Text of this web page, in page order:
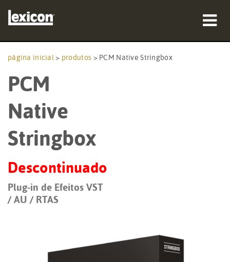
onde comprar
formação
assistência
página inicial > produtos > PCM Native Stringbox
PCM
Native
Stringbox
Descontinuado
Plug-in de Efeitos VST
/ AU / RTAS